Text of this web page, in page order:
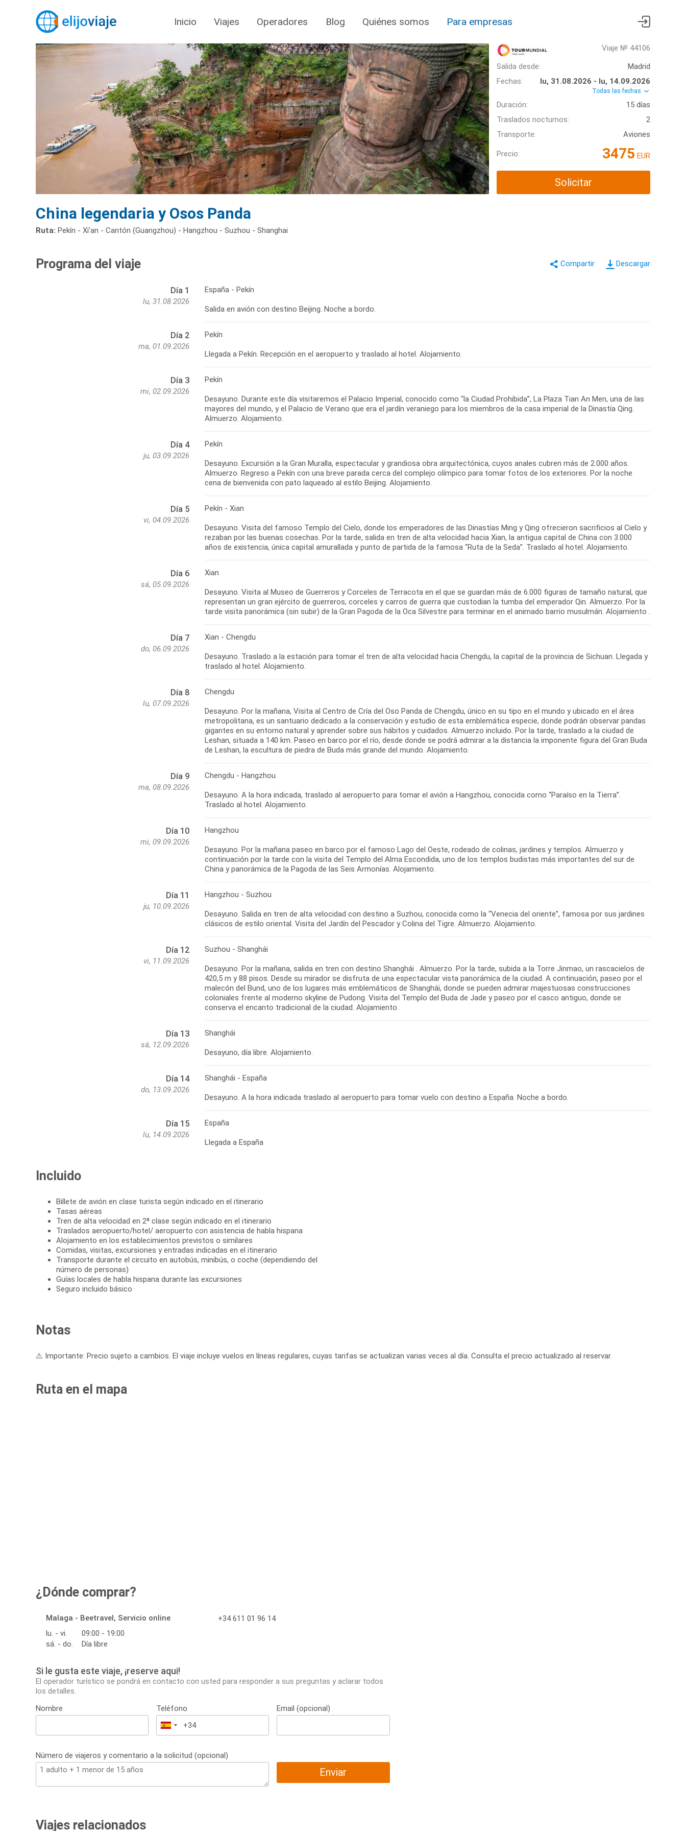
Inicio Viajes Operadores Blog Quiénes somos Para empresas
Viaje № 44106
Salida desde:
Madrid
Fechas:
lu, 31.08.2026 - lu, 14.09.2026
Todas las fechas
Duración:
15 días
Traslados nocturnos:
2
Transporte:
Aviones
Precio: 3475 EUR
Solicitar
China legendaria y Osos Panda
Ruta: Pekín - Xi'an - Cantón (Guangzhou) - Hangzhou - Suzhou - Shanghai
Descargar
Programa del viaje
Día 1
lu, 31.08.2026
España - Pekín
Salida en avión con destino Beijing. Noche a bordo.
Día 2
ma, 01.09.2026
Pekín
Día 3
mi, 02.09.2026
Pekín
Desayuno. Durante este día visitaremos el Palacio Imperial, conocido como “la Ciudad Prohibida”, La Plaza Tian An Men, una de las
mayores del mundo, y el Palacio de Verano que era el jardín veraniego para los miembros de la casa imperial de la Dinastía Qing.
Día 4
ju, 03.09.2026
Pekín
Desayuno. Excursión a la Gran Muralla, espectacular y grandiosa obra arquitectónica, cuyos anales cubren más de 2.000 años.
Almuerzo. Regreso a Pekín con una breve parada cerca del complejo olímpico para tomar fotos de los exteriores. Por la noche
Día 5
vi, 04.09.2026
Pekín - Xian
Desayuno. Visita del famoso Templo del Cielo, donde los emperadores de las Dinastías Ming y Qing ofrecieron sacrificios al Cielo y
rezaban por las buenas cosechas. Por la tarde, salida en tren de alta velocidad hacia Xian, la antigua capital de China con 3.000
Día 6
sá, 05.09.2026
Xian
Desayuno. Visita al Museo de Guerreros y Corceles de Terracota en el que se guardan más de 6.000 figuras de tamaño natural, que
representan un gran ejército de guerreros, corceles y carros de guerra que custodian la tumba del emperador Qin. Almuerzo. Por la
Día 7
do, 06.09.2026
Xian - Chengdu
Desayuno. Traslado a la estación para tomar el tren de alta velocidad hacia Chengdu, la capital de la provincia de Sichuan. Llegada y
Día 8
lu, 07.09.2026
Chengdu
Desayuno. Por la mañana, Visita al Centro de Cría del Oso Panda de Chengdu, único en su tipo en el mundo y ubicado en el área
metropolitana, es un santuario dedicado a la conservación y estudio de esta emblemática especie, donde podrán observar pandas
gigantes en su entorno natural y aprender sobre sus hábitos y cuidados. Almuerzo incluido. Por la tarde, traslado a la ciudad de
Leshan, situada a 140 km. Paseo en barco por el río, desde donde se podrá admirar a la distancia la imponente figura del Gran Buda
de Leshan, la escultura de piedra de Buda más grande del mundo. Alojamiento.
Día 9
ma, 08.09.2026
Chengdu - Hangzhou
Desayuno. A la hora indicada, traslado al aeropuerto para tomar el avión a Hangzhou, conocida como “Paraíso en la Tierra”.
Día 10
mi, 09.09.2026
Hangzhou
Desayuno. Por la mañana paseo en barco por el famoso Lago del Oeste, rodeado de colinas, jardines y templos. Almuerzo y
continuación por la tarde con la visita del Templo del Alma Escondida, uno de los templos budistas más importantes del sur de
Día 11
ju, 10.09.2026
Hangzhou - Suzhou
Desayuno. Salida en tren de alta velocidad con destino a Suzhou, conocida como la “Venecia del oriente”, famosa por sus jardines
Día 12
vi, 11.09.2026
Suzhou - Shanghái
Desayuno. Por la mañana, salida en tren con destino Shanghái . Almuerzo. Por la tarde, subida a la Torre Jinmao, un rascacielos de
420,5 m y 88 pisos. Desde su mirador se disfruta de una espectacular vista panorámica de la ciudad. A continuación, paseo por el
malecón del Bund, uno de los lugares más emblemáticos de Shanghái, donde se pueden admirar majestuosas construcciones
coloniales frente al moderno skyline de Pudong. Visita del Templo del Buda de Jade y paseo por el casco antiguo, donde se
Día 13
sá, 12.09.2026
Shanghái
Desayuno, día libre. Alojamiento.
Día 14
do, 13.09.2026
Shanghái - España
Día 15
lu, 14.09.2026
España
Llegada a España
Incluido
Billete de avión en clase turista según indicado en el itinerario
Tasas aéreas
Tren de alta velocidad en 2ª clase según indicado en el itinerario
Traslados aeropuerto/hotel/ aeropuerto con asistencia de habla hispana
Alojamiento en los establecimientos previstos o similares
Comidas, visitas, excursiones y entradas indicadas en el itinerario
Transporte durante el circuito en autobús, minibús, o coche (dependiendo del
número de personas)
Guías locales de habla hispana durante las excursiones
Seguro incluido básico
Notas
⚠️ Importante: Precio sujeto a cambios. El viaje incluye vuelos en líneas regulares, cuyas tarifas se actualizan varias veces al día. Consulta el precio actualizado al reservar.
Ruta en el mapa
¿Dónde comprar?
Malaga - Beetravel, Servicio online
lu. - vi.
09:00 - 19:00
sá. - do.
Día libre
+34 611 01 96 14
Si le gusta este viaje, ¡reserve aqui!
El operador turístico se pondrá en contacto con usted para responder a sus preguntas y aclarar todos
los detalles.
Nombre
Teléfono
España
+34
Email (opcional)
Número de viajeros y comentario a la solicitud (opcional)
Enviar
Viajes relacionados